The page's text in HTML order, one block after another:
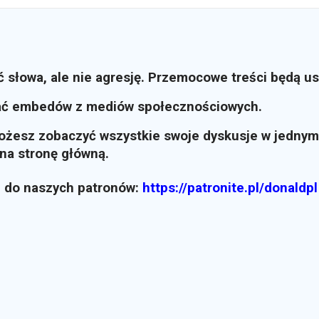
ale nie agresję. Przemocowe treści będą
embedów z mediów społecznościowych.
zobaczyć wszystkie swoje dyskusje w jednym
stronę główną.
naszych patronów: https://patronite.pl/donaldpl